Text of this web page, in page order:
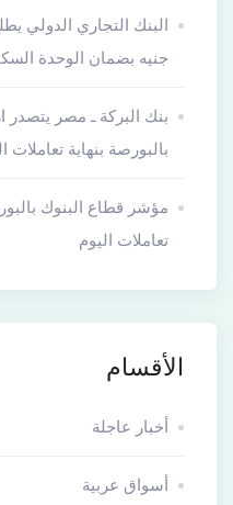
جنيه بضمان الوحدة
بنك البركة ـ مصر يتصدر
بالبورصة بنهاية تعاملات
تعاملات اليوم
الأقسام
أخبار عاجلة
أسواق عربية